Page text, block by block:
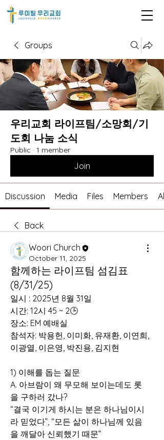
Groups
우리교회 라이프팀/소망회/기
도회 나눔 소식
Public · 1 member
Join
Discussion Media Files Members
Back
Woori Church
October 11, 2025
함께하는 라이프팀 섬김표
(8/31/25)
일시 : 2025년 8월 31일
시간: 12시 45 ~ 2🕒
장소: EM 예배실
참석자: 박용헌, 이미화, 유재환, 이연희,
이광열, 이은영, 박진용, 김지현
1) 이해를 돕는 질문
A. 아브람이 왜 무모해 보이는데도 롯
을 구하러 갔나?
“결국 이기게 하시는 분은 하나님이시
라 믿었다”, “모든 삶이 하나님께 있음
을 깨달아 신뢰했기 때문”